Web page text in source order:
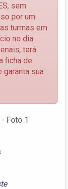
sem
por um
turmas em
no dia
terá
ficha de
garanta sua